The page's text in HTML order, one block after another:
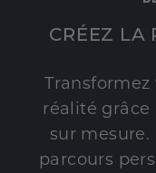
CRÉEZ LA
réalité grâce
sur
parcours